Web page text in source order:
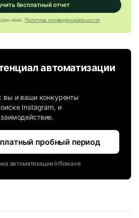
бесплатный отчет
клик. Политика конфиденциальности
автоматизации
вы и ваши конкуренты
Instagram, и
пробный период
автоматизации Inflowave